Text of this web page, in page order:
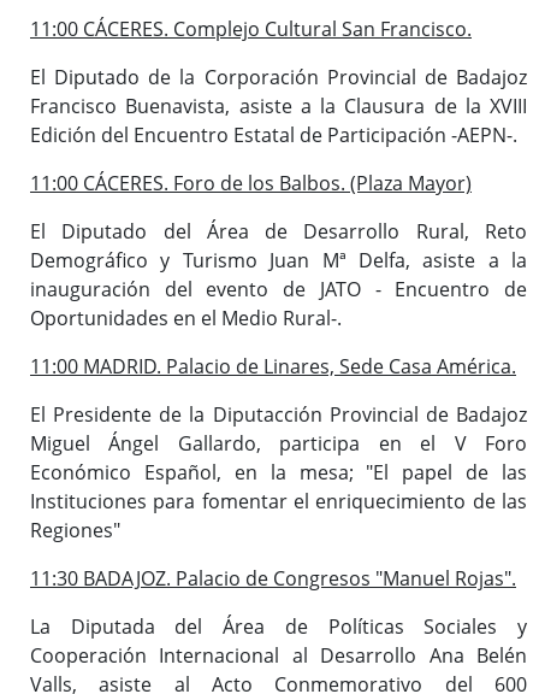
11:00 CÁCERES. Complejo Cultural San Francisco.
El Diputado de la Corporación Provincial de Badajoz
Francisco Buenavista, asiste a la Clausura de la XVIII
Edición del Encuentro Estatal de Participación -AEPN-.
11:00 CÁCERES. Foro de los Balbos. (Plaza Mayor)
El Diputado del Área de Desarrollo Rural, Reto
Demográfico y Turismo Juan Mª Delfa, asiste a la
inauguración del evento de JATO - Encuentro de
Oportunidades en el Medio Rural-.
11:00 MADRID. Palacio de Linares, Sede Casa América.
El Presidente de la Diputacción Provincial de Badajoz
Miguel Ángel Gallardo, participa en el V Foro
Económico Español, en la mesa; "El papel de las
Instituciones para fomentar el enriquecimiento de las
Regiones"
11:30 BADAJOZ. Palacio de Congresos "Manuel Rojas".
La Diputada del Área de Políticas Sociales y
Cooperación Internacional al Desarrollo Ana Belén
Valls, asiste al Acto Conmemorativo del 600